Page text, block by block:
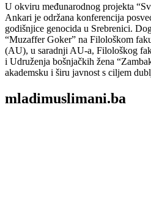
U okviru međunarodnog projekta
Ankari je održana konferencija
godišnjice genocida u Srebrenici.
“Muzaffer Goker” na Filološkom
(AU), u saradnji AU-a, Filološkog
i Udruženja bošnjačkih žena
akademsku i širu javnost s ciljem
mladimuslimani.ba